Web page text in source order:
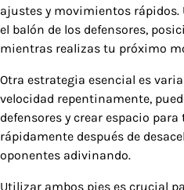
ajustes y movimientos rápidos.
el balón de los defensores,
mientras realizas tu próximo
Otra estrategia esencial es
velocidad repentinamente,
defensores y crear espacio
rápidamente después de
oponentes adivinando.
Utilizar ambos pies es crucial